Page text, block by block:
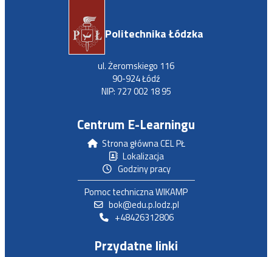
Politechnika Łódzka
ul. Żeromskiego 116
90-924 Łódź
NIP: 727 002 18 95
Centrum E-Learningu
Strona główna CEL PŁ
Lokalizacja
Godziny pracy
Pomoc techniczna WIKAMP
bok@edu.p.lodz.pl
+48426312806
Przydatne linki